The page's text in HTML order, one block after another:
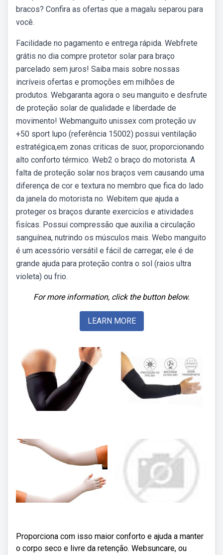
bracos? Confira as ofertas que a magalu separou para
você.
Facilidade no pagamento e entrega rápida. Webfrete
grátis no dia compre protetor solar para braço
parcelado sem juros! Saiba mais sobre nossas
incríveis ofertas e promoções em milhões de
produtos. Webgaranta agora o seu manguito e desfrute
de proteção solar de qualidade e liberdade de
movimento! Webmanguito unissex com proteção uv
+50 sport lupo (referência 15002) possui ventilação
estratégica,em zonas criticas de suor, proporcionando
alto conforto térmico. Web2 o braço do motorista. A
falta de proteção solar nos braços vem causando uma
diferença de cor e textura no membro que fica do lado
da janela do motorista no. Webitem que ajuda a
proteger os braços durante exercicíos e atividades
fisícas. Possui compressão que auxilia a circulação
sanguínea, nutrindo os músculos mais. Webo manguito
é um acessório versátil e fácil de carregar, ele é de
grande ajuda para proteção contra o sol (raios ultra
violeta) ou frio.
For more information, click the button below.
LEARN MORE
Proporciona com isso maior conforto e ajuda a manter
o corpo seco e livre da retenção. Websuncare, ou